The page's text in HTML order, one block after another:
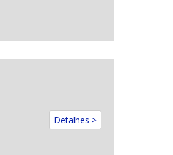
Detalhes >